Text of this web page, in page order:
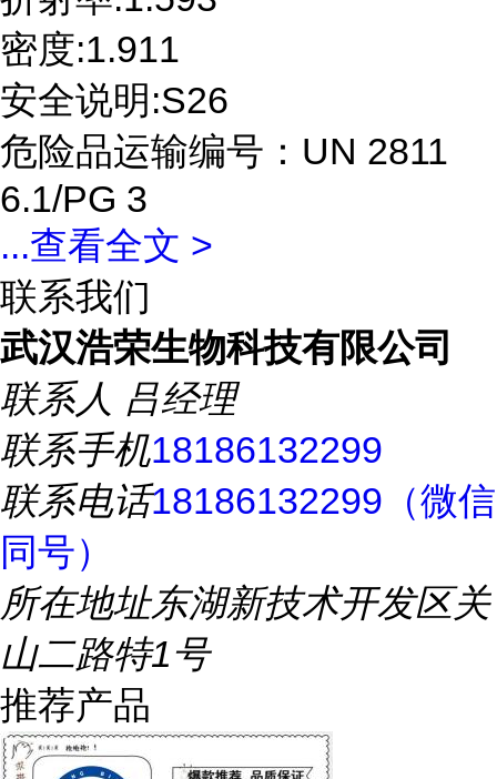
密度:1.911
安全说明:S26
危险品运输编号：UN 2811
6.1/PG 3
...查看全文 >
联系我们
武汉浩荣生物科技有限公司
联系人 吕经理
联系手机18186132299
联系电话18186132299（微信
同号）
所在地址东湖新技术开发区关
山二路特1号
推荐产品